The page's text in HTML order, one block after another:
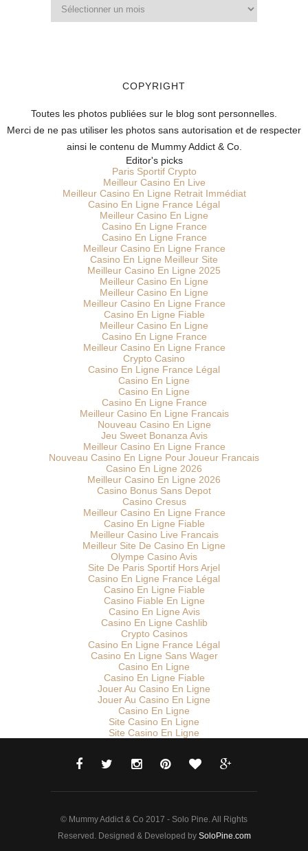
COPYRIGHT
Toutes les photos publiées sur le blog sont personnelles.
Merci de ne pas utiliser les photos sans autorisation et de respecter
ainsi le contenu de Mummy Addict & Co.
Editor's picks
Paris Sportif Crypto
Meilleur Casino En Live
Meilleur Casino En Ligne Retrait Immédiat
Casino En Ligne France Légal
Meilleur Casino En Ligne
Casino En Ligne France
Casino En Ligne France
Meilleur Casino En Ligne France
Casino En Ligne Meilleur Site
Meilleur Casino En Ligne 2025
Meilleur Casino En Ligne
Meilleur Casino En Ligne
Meilleur Casino En Ligne France
Casino En Ligne Fiable
Meilleur Casino En Ligne
Casino En Ligne France
Meilleur Casino En Ligne France
Crypto Casino
Casino En Ligne France Légal
Casino En Ligne
Casino En Ligne
Casino En Ligne France
Meilleur Casino En Ligne Francais
Nouveau Casino En Ligne
Jeu Sweet Bonanza Avis
Meilleur Casino En Ligne France
Nouveau Casino En Ligne Pour Joueur Francais
Casino En Ligne 2026
Meilleur Casino En Ligne 2026
Casino Bonus Sans Depot
Casino Cresus
Meilleur Casino En Ligne France
Casino En Ligne Fiable
Meilleur Casino Live Francais
Meilleur Site De Casino En Ligne
Olympe Casino Avis
Site De Paris Sportif Hors Arjel
Casino En Ligne France Légal
Casino En Ligne Fiable
Casino Fiable En Ligne
Casino En Ligne Avis
Casino En Ligne Cashlib
Crypto Casinos
Casino En Ligne France Légal
Casino En Ligne Sans Wager
Casino En Ligne
Casino En Ligne Fiable
Jouer Au Casino En Ligne
Jouer Au Casino En Ligne
Casino En Ligne
Site Casino En Ligne
Site Casino En Ligne
© Mummy Addict & Co 2017 - Solo Pine. All Rights
Reserved. Designed & Developed by SoloPine.com